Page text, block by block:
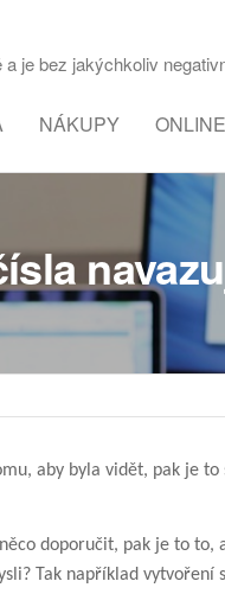
je bez jakýchkoliv
NÁKUPY ONLINE
aby byla vidět, pak je
doporučit, pak je to to,
Tak například